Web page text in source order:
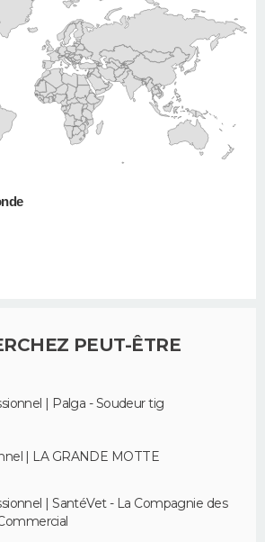
PEUT-ÊTRE
| Palga - Soudeur tig
| LA GRANDE MOTTE
| SantéVet - La Compagnie des